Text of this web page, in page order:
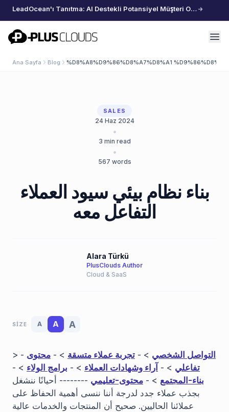
LeadOcean'ı Tanıtma: AI Destekli Potansiyel Müşteri Oluşturma, Özenle Seçilmiş Veriler, Zahmetsiz Büyüme
PlusClouds
Ana Sayfa Blog %D8%A8%D9%86%D8%A7%D8%A1
SALES
24 Haz 2024
•
3 min read
•
567 words
بناء نظام بيئي سيود العملاء
التفاعل معه
Alara Türkü
PlusClouds Author
Cloud & SaaS
SIZE A A A
> - التواصل الشخصي > - تجربة عملاء متسقة > - محتوى
تفاعلي > - آراء وشهادات العملاء > - برامج الولاء > -
بناء-المجتمع > - محتوى-تعليمي -------- أحيانًا ننشغل
بجذب عملاء جدد لدرجة أننا ننسى أهمية الحفاظ على
عملائنا الحاليين. صحيح أن المنتجات والخدمات عالية